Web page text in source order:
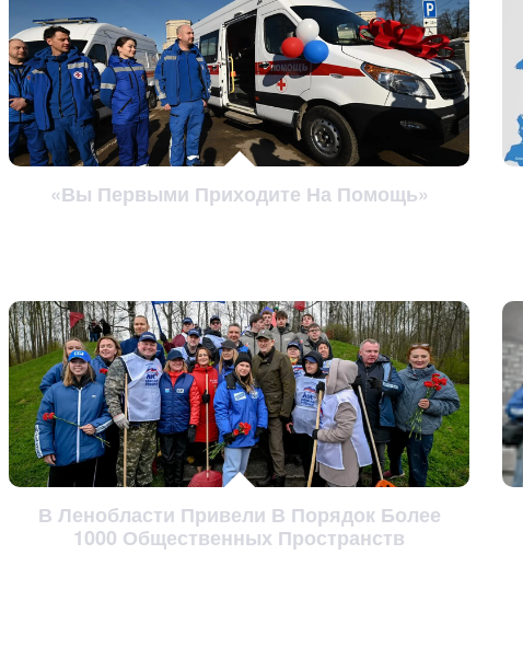
«Вы Первыми Приходите На Помощь»
В Ленобласти Привели В Порядок Более
1000 Общественных Пространств